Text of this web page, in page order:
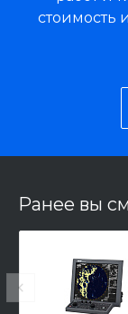
стоимость
Ранее вы